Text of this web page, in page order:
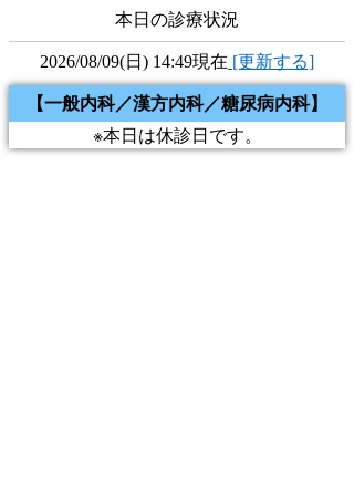
本日の診療状況
2026/08/09(日) 14:49現在 [更新する]
【一般内科／漢方内科／糖尿病内科】
※本日は休診日です。